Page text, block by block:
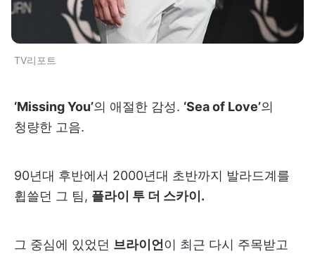
TV리포트
‘Missing You’의 애절한 감성. ‘Sea of Love’의
청량한 고음.
90년대 후반에서 2000년대 초반까지 발라드계를
휩쓸던 그 팀, 플라이 투 더 스카이.
그 중심에 있었던 브라이언이 최근 다시 주목받고